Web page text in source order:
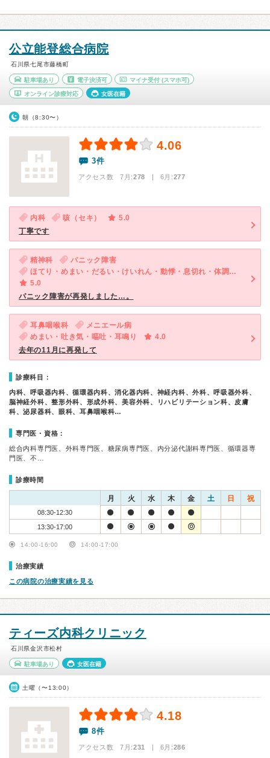
公立能登総合病院
石川県七尾市藤橋町
駐車場あり 電子決済可 マイナ受付 (スマホ可)
オンライン診療対応 女医在籍
朝（8:30〜）
4.06
3件
アクセス数 7月:278 | 6月:277
内科 咳（セキ）
5.0
丁寧です
精神科
パニック障害
ほてり・めまい・だるい・けいれん・動悸・息切れ・体調不良・寝つきが悪い・不眠・気が滅入る・不安
5.0
パニック障害が再発しました…。
耳鼻咽喉科
メニエール病
めまい・吐き気・嘔吐・耳鳴り
4.0
去年の11月に再発して
診療科目：
内科、呼吸器内科、循環器内科、消化器内科、神経内科、外科、呼吸器外科、
脳神経外科、整形外科、形成外科、美容外科、リハビリテーション科、皮膚
科、泌尿器科、眼科、耳鼻咽喉科…
専門医・資格：
総合内科専門医、外科専門医、糖尿病専門医、内分泌代謝科専門医、循環器専
門医、不…
診療時間
月 火 水 木 金 土 日 祝
08:30-12:30
13:30-17:00
14:00-16:00 14:00-17:00
治療実績
この病院の治療実績を見る
ティーズ内科クリニック
石川県金沢市松村
駐車場あり 女医在籍
土曜（〜13:00）
4.18
8件
アクセス数 7月:231 | 6月:286